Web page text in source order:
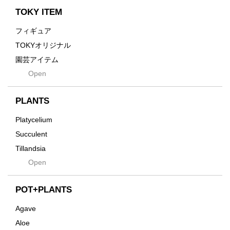
Enhance
Grid
Innocence
Kodama
Native
Progress
TOKY ITEM
フィギュア
TOKYオリジナル
園芸アイテム
土・化粧石・活力剤
インテリア・デザイン雑貨
Tシャツ・バッグ
その他
Open
PLANTS
Platycelium
Succulent
Tillandsia
SeedsOpen
POT+PLANTS
Agave
Aloe